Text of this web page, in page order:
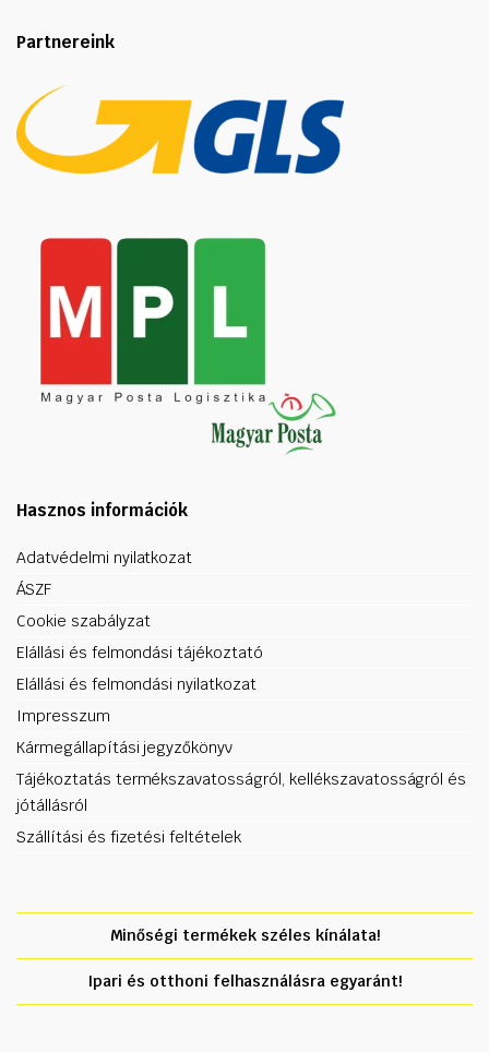
Partnereink
Hasznos információk
Adatvédelmi nyilatkozat
ÁSZF
Cookie szabályzat
Elállási és felmondási tájékoztató
Elállási és felmondási nyilatkozat
Impresszum
Kármegállapítási jegyzőkönyv
Tájékoztatás termékszavatosságról, kellékszavatosságról és
jótállásról
Szállítási és fizetési feltételek
Minőségi termékek széles kínálata!
Ipari és otthoni felhasználásra egyaránt!